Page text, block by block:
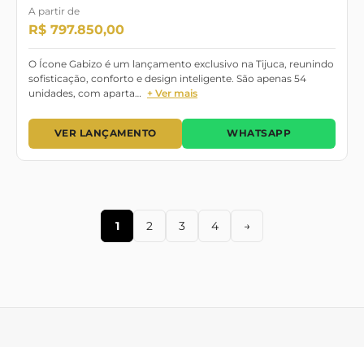
A partir de
R$ 797.850,00
O Ícone Gabizo é um lançamento exclusivo na Tijuca, reunindo
sofisticação, conforto e design inteligente. São apenas 54
unidades, com aparta… + Ver mais
VER LANÇAMENTO WHATSAPP
1 2 3 4 →